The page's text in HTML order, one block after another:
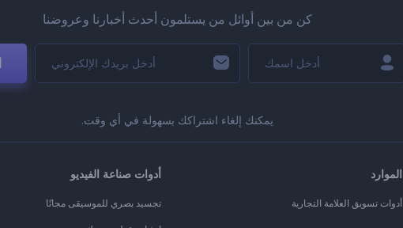
كن من بين أوائل من يستلمون أحدث أخبارنا وعروضنا
يمكنك إلغاء اشتراكك بسهولة في أي وقت.
الموارد
أدوات تسويق العلامة التجارية
أدوات صناعة الفيديو
تجسيد بصري للموسيقى مجانًا